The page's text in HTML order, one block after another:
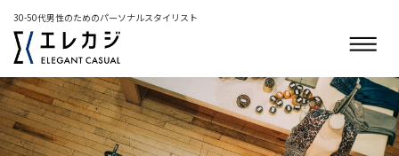
30-50代男性のためのパーソナルスタイリスト